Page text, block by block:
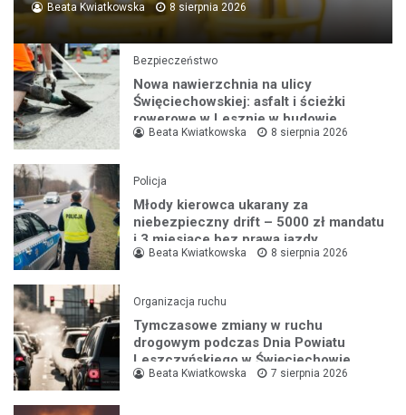
Beata Kwiatkowska 8 sierpnia 2026
Bezpieczeństwo
Nowa nawierzchnia na ulicy
Święciechowskiej: asfalt i ścieżki
rowerowe w Lesznie w budowie
Beata Kwiatkowska 8 sierpnia 2026
Policja
Młody kierowca ukarany za
niebezpieczny drift – 5000 zł mandatu
i 3 miesiące bez prawa jazdy
Beata Kwiatkowska 8 sierpnia 2026
Organizacja ruchu
Tymczasowe zmiany w ruchu
drogowym podczas Dnia Powiatu
Leszczyńskiego w Święciechowie
Beata Kwiatkowska 7 sierpnia 2026